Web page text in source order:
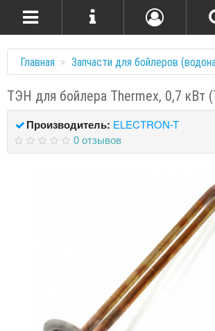
Главная Запчасти для бойлеров
ТЭН для бойлера Thermex, 0,7 кВт
Производитель: ELECTRON-T
0 отзывов